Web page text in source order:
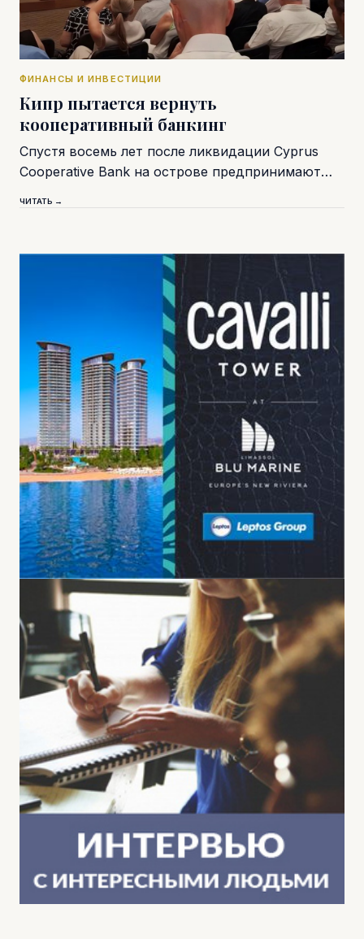
ФИНАНСЫ И ИНВЕСТИЦИИ
Кипр пытается вернуть
кооперативный банкинг
Спустя восемь лет после ликвидации Cyprus
Cooperative Bank на острове предпринимают…
ЧИТАТЬ →